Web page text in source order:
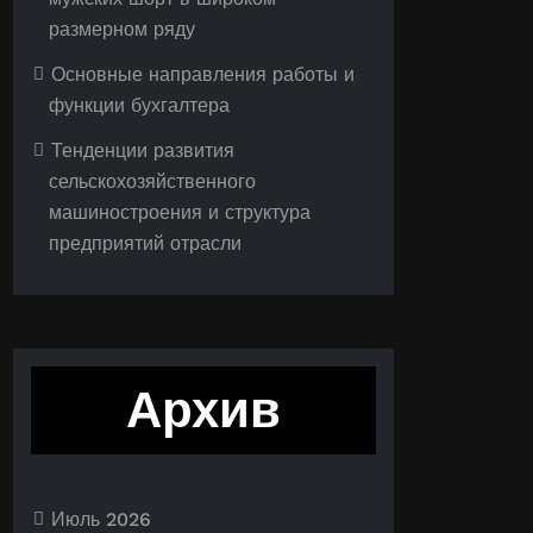
размерном ряду
Основные направления работы и
функции бухгалтера
Тенденции развития
сельскохозяйственного
машиностроения и структура
предприятий отрасли
Архив
Июль 2026